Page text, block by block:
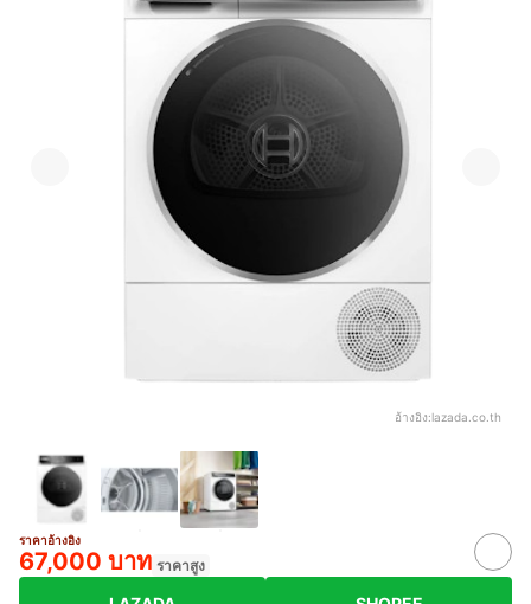
อ้างอิง:lazada.co.th
ราคาอ้างอิง
67,000 บาท ราคาสูง